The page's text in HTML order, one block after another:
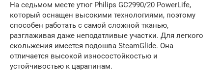
На седьмом месте утюг Philips GC2990/20 PowerLife,
который оснащен высокими технологиями, поэтому
способен работать с самой сложной тканью,
разглаживая даже неподатливые участки. Для легкого
скольжения имеется подошва SteamGlide. Она
отличается высокой износостойкостью и
устойчивостью к царапинам.